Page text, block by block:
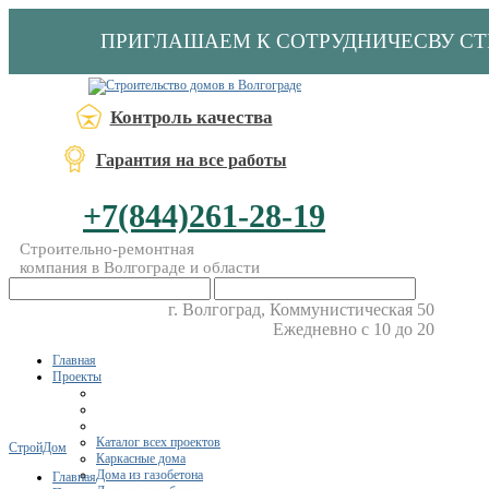
ПРИГЛАШАЕМ К СОТРУДНИЧЕСВУ
Контроль качества
Гарантия на все работы
+7(844)261-28-19
Строительно-ремонтная
компания в Волгограде и области
г. Волгоград, Коммунистическая 50
Ежедневно с 10 до 20
Главная
Проекты
Каталог всех проектов
Каркасные дома
Дома из газобетона
СтройДом
Главная